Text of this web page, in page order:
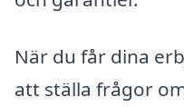
När du får dina
att ställa frågor